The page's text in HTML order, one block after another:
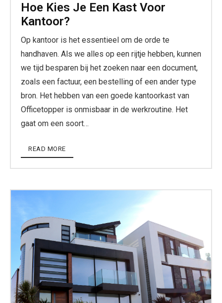
Hoe Kies Je Een Kast Voor
Kantoor?
Op kantoor is het essentieel om de orde te
handhaven. Als we alles op een rijtje hebben, kunnen
we tijd besparen bij het zoeken naar een document,
zoals een factuur, een bestelling of een ander type
bron. Het hebben van een goede kantoorkast van
Officetopper is onmisbaar in de werkroutine. Het
gaat om een soort…
READ MORE